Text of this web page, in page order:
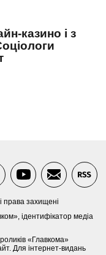
казино і з
права захищені
ідентифікатор медіа
«Главкома»
Для інтернет-видань